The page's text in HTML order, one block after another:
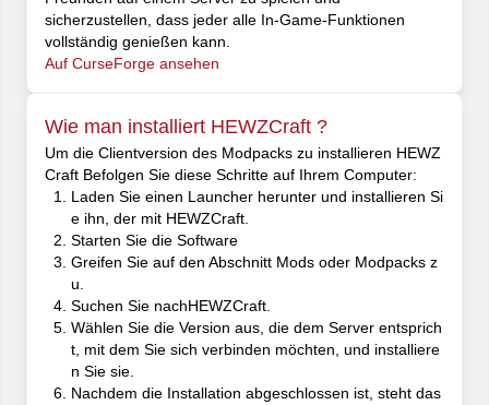
sicherzustellen, dass jeder alle In-Game-Funktionen
vollständig genießen kann.
Auf CurseForge ansehen
Wie man installiert HEWZCraft ?
Um die Clientversion des Modpacks zu installieren HEWZ
Craft Befolgen Sie diese Schritte auf Ihrem Computer:
Laden Sie einen Launcher herunter und installieren Si
e ihn, der mit HEWZCraft.
Starten Sie die Software
Greifen Sie auf den Abschnitt Mods oder Modpacks z
u.
Suchen Sie nachHEWZCraft.
Wählen Sie die Version aus, die dem Server entsprich
t, mit dem Sie sich verbinden möchten, und installiere
n Sie sie.
Nachdem die Installation abgeschlossen ist, steht das